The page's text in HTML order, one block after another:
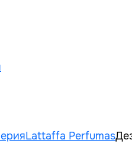
Lattaffa Perfumas